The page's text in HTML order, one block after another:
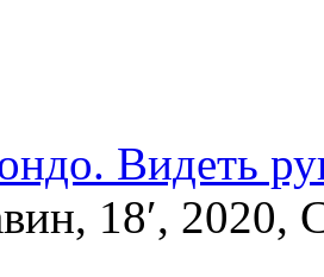
Видеть
18′,